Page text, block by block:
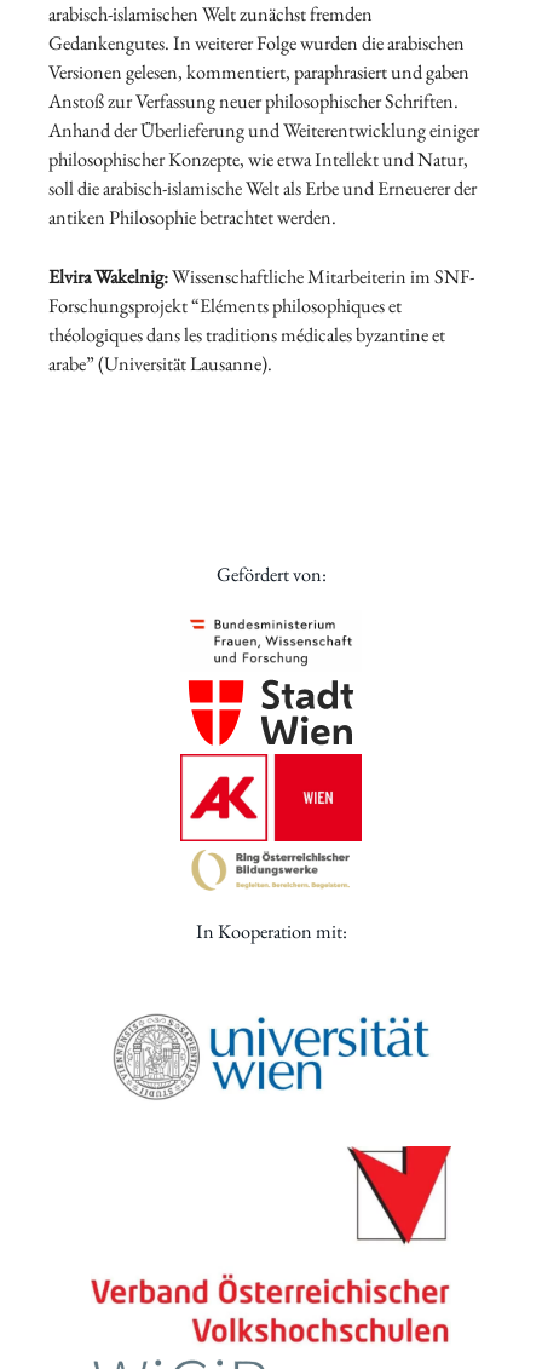
arabisch-islamischen Welt zunächst fremden
Gedankengutes. In weiterer Folge wurden die arabischen
Versionen gelesen, kommentiert, paraphrasiert und gaben
Anstoß zur Verfassung neuer philosophischer Schriften.
Anhand der Überlieferung und Weiterentwicklung einiger
philosophischer Konzepte, wie etwa Intellekt und Natur,
soll die arabisch-islamische Welt als Erbe und Erneuerer der
antiken Philosophie betrachtet werden.
Elvira Wakelnig:Wissenschaftliche Mitarbeiterin im SNF-
Forschungsprojekt “Eléments philosophiques et
théologiques dans les traditions médicales byzantine et
arabe” (Universität Lausanne).
Gefördert von:
In Kooperation mit: